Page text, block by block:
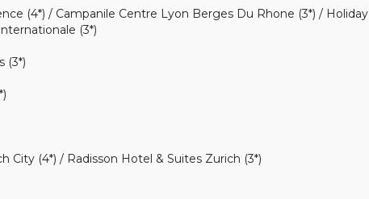
(4*) / Campanile Centre Lyon Berges Du Rhone (3*) / Holiday
(3*)
(3*)
City (4*) / Radisson Hotel & Suites Zurich (3*)